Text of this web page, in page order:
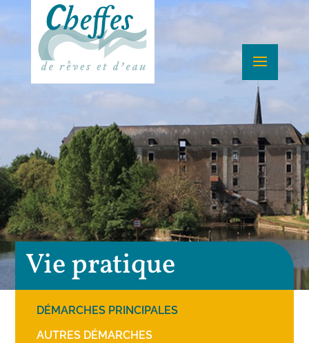
Vie pratique
DÉMARCHES PRINCIPALES
AUTRES DÉMARCHES